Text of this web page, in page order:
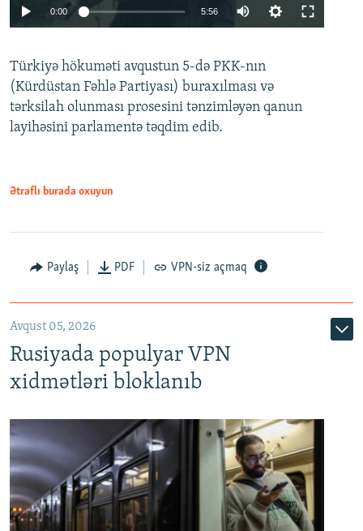
Auto 240p 360p 480p
720p 1080p
0:00 5:56
360p
480p
Türkiyə hökuməti avqustun 5-də PKK-nın
(Kürdüstan Fəhlə Partiyası) buraxılması və
tərksilah olunması prosesini tənzimləyən qanun
layihəsini parlamentə təqdim edib.
Ətraflı burada oxuyun
Paylaş PDF VPN-siz açmaq
Avqust 05, 2026
Rusiyada populyar VPN
xidmətləri bloklanıb